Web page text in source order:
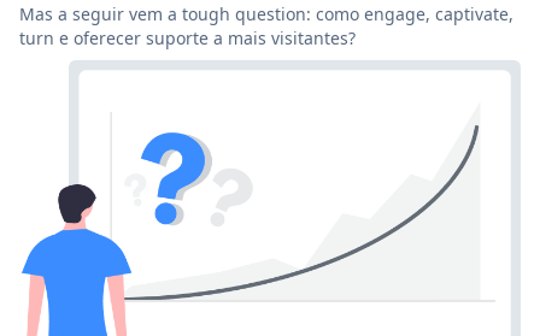
Mas a seguir vem a tough question: como engage, captivate,
turn e oferecer suporte a mais visitantes?